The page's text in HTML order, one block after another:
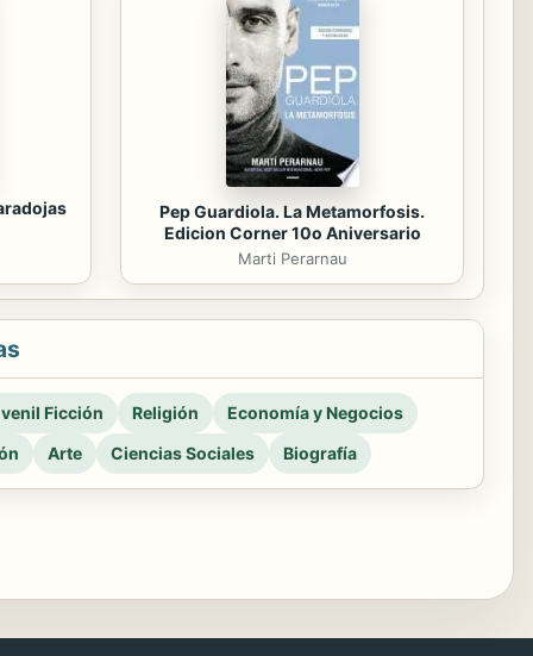
Pep Guardiola. La Metamorfosis.
Edicion Corner 10o Aniversario
Marti Perarnau
Ficción Religión
Economía y Negocios
Arte Ciencias Sociales Biografía